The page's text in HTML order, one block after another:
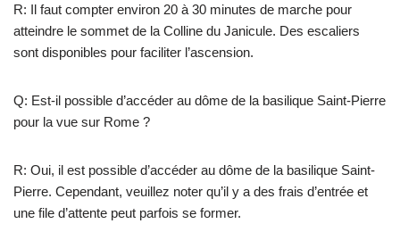
R: Il faut compter environ 20 à 30 minutes de marche pour
atteindre le sommet de la Colline du Janicule. Des escaliers
sont disponibles pour faciliter l’ascension.
Q: Est-il possible d’accéder au dôme de la basilique Saint-Pierre
pour la vue sur Rome ?
R: Oui, il est possible d’accéder au dôme de la basilique Saint-
Pierre. Cependant, veuillez noter qu’il y a des frais d’entrée et
une file d’attente peut parfois se former.